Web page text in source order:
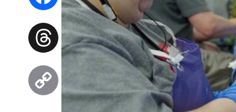
Facebook
Threads